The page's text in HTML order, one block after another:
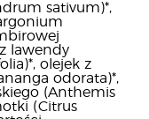
sativum)*,
lawendy
olejek z
odorata)*,
(Anthemis
(Citrus